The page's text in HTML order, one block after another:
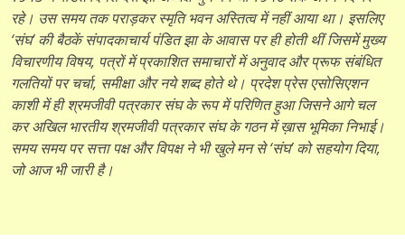
रहे। उस समय तक पराड़कर स्मृति भवन अस्तित्व में नहीं आया था। इसलिए
‘संघ’ की बैठकें संपादकाचार्य पंडित झा के आवास पर ही होती थीं जिसमें मुख्य
विचारणीय विषय, पत्रों में प्रकाशित समाचारों में अनुवाद और प्रूफ संबंधित
गलतियों पर चर्चा, समीक्षा और नये शब्द होते थे। प्रदेश प्रेस एसोसिएशन
काशी में ही श्रमजीवी पत्रकार संघ के रूप में परिणित हुआ जिसने आगे चल
कर अखिल भारतीय श्रमजीवी पत्रकार संघ के गठन में ख़ास भूमिका निभाई।
समय समय पर सत्ता पक्ष और विपक्ष ने भी खुले मन से ‘संघ’ को सहयोग दिया,
जो आज भी जारी है।